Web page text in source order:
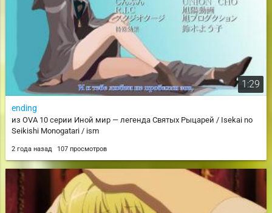
1:29
ending
из OVA 10 серии Иной мир — легенда Святых Рыцарей / Isekai no
Seikishi Monogatari / ism
2 года назад 107 просмотров